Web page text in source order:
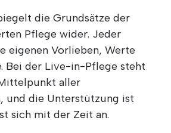
die Grundsätze der
Pflege wider. Jeder
eigenen Vorlieben, Werte
Bei der Live-in-Pflege steht
aller
und die Unterstützung ist
sich mit der Zeit an.